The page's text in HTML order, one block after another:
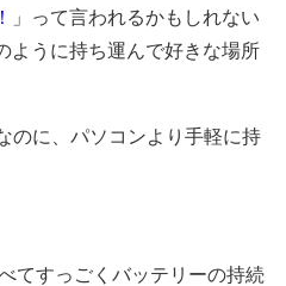
」って言われるかもしれない
ように持ち運んで好きな場所
のに、パソコンより手軽に持
てすっごくバッテリーの持続